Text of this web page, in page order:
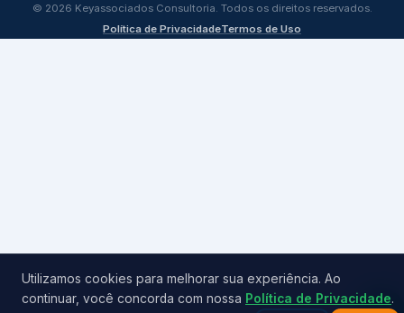
© 2026 Keyassociados Consultoria. Todos os direitos reservados.
Política de PrivacidadeTermos de Uso
Utilizamos cookies para melhorar sua experiência. Ao
continuar, você concorda com nossa Política de Privacidade.